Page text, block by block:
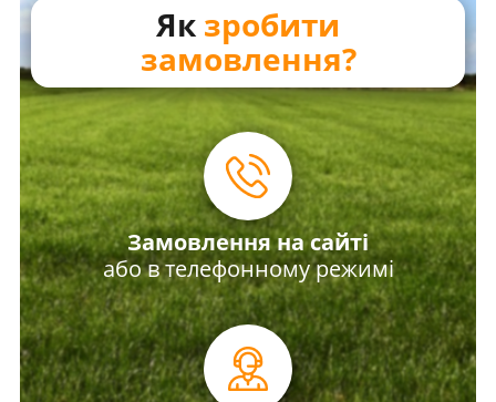
Як зробити
замовлення?
Замовлення на сайті
або в телефонному режимі